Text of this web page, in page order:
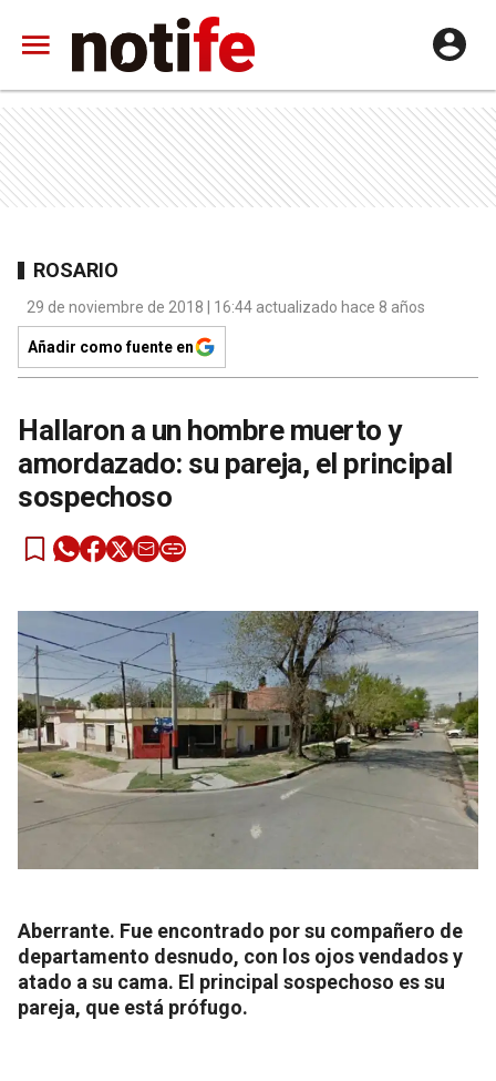
ROSARIO
29 de noviembre de 2018 | 16:44 actualizado hace 8 años
Añadir como fuente en
Hallaron a un hombre muerto y
amordazado: su pareja, el principal
sospechoso
Aberrante. Fue encontrado por su compañero de
departamento desnudo, con los ojos vendados y
atado a su cama. El principal sospechoso es su
pareja, que está prófugo.